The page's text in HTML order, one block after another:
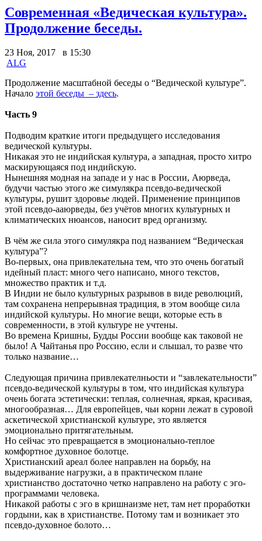
Современная «Ведическая культура».
Продолжение беседы.
23 Ноя, 2017 в 15:30
ALG
Продолжение масштабной беседы о “Ведической культуре”.
Начало этой беседы – здесь.
Часть 9
Подводим краткие итоги предыдущего исследования
ведической культуры.
Никакая это не индийская культура, а западная, просто хитро
маскирующаяся под индийскую.
Нынешняя модная на западе и у нас в России, Аюрведа,
будучи частью этого же симулякра псевдо-ведической
культуры, рушит здоровье людей. Применение принципов
этой псевдо-ааюрведы, без учётов многих культурных и
климатических нюансов, наносит вред организму.
В чём же сила этого симулякра под названием “Ведическая
культура”?
Во-первых, она привлекательна тем, что это очень богатый
идейный пласт: много чего написано, много текстов,
множество практик и т.д.
В Индии не было культурных разрывов в виде революций,
там сохранена непрерывная традиция, в этом вообще сила
индийской культуры. Но многие вещи, которые есть в
современности, в этой культуре не учтены.
Во времена Кришны, Будды России вообще как таковой не
было! А Чайтанья про Россию, если и слышал, то разве что
только название…
Следующая причина привлекателньости и “завлекательности”
псевдо-ведической культуры в том, что индийская культура
очень богата эстетически: теплая, солнечная, яркая, красивая,
многообразная… Для европейцев, чьи корни лежат в суровой
аскетической христианской культуре, это является
эмоционально притягательным.
Но сейчас это превращается в эмоционально-теплое
комфортное духовное болотце.
Христианский ареал более направлен на борьбу, на
выдерживание нагрузки, а в практическом плане
христианство достаточно четко направлено на работу с эго-
программами человека.
Никакой работы с эго в кришнаизме нет, там нет проработки
гордыни, как в христианстве. Потому там и возникает это
псевдо-духовное болото…